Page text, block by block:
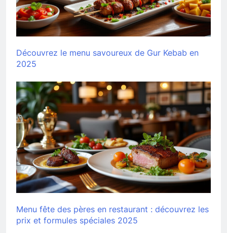
Découvrez le menu savoureux de Gur Kebab en
2025
Menu fête des pères en restaurant : découvrez les
prix et formules spéciales 2025